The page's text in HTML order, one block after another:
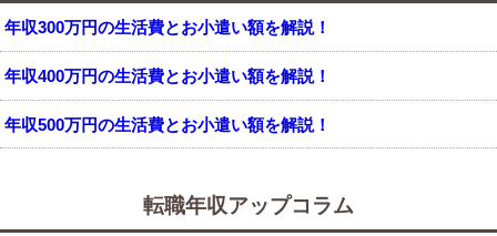
年収300万円の生活費とお小遣い額を解説！
年収400万円の生活費とお小遣い額を解説！
年収500万円の生活費とお小遣い額を解説！
転職年収アップコラム